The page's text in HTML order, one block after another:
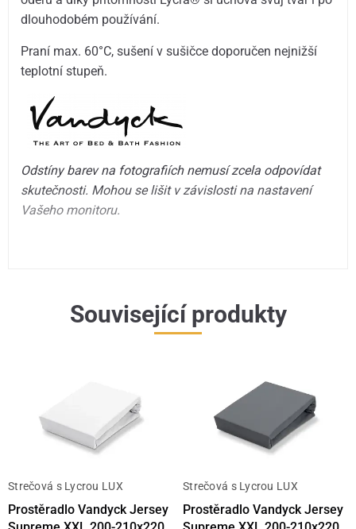
dlouhodobém používání.
Praní max. 60°C, sušení v sušičce doporučen nejnižší
teplotní stupeň.
Odstíny barev na fotografiích nemusí zcela odpovídat
skutečnosti. Mohou se lišit v závislosti na nastavení
Vašeho monitoru.
Související produkty
Strečová s Lycrou LUX
Prostěradlo Vandyck Jersey
Strečová s Lycrou LUX
Prostěradlo Vandyck Jersey